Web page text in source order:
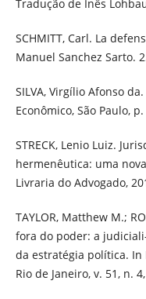
Tradução de Inês
SCHMITT, Carl. La
Manuel Sanchez Sarto.
SILVA, Virgílio Afonso
Econômico, São Paulo,
STRECK, Lenio Luiz.
hermenêutica: uma
Livraria do Advogado,
TAYLOR, Matthew M.;
fora do poder: a
da estratégia política. In
Rio de Janeiro, v. 51, n.